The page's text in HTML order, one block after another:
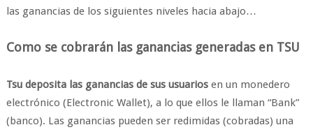
las ganancias de los siguientes niveles hacia abajo…
Como se cobrarán las ganancias generadas en TSU
Tsu deposita las ganancias de sus usuarios en un monedero
electrónico (Electronic Wallet), a lo que ellos le llaman “Bank”
(banco). Las ganancias pueden ser redimidas (cobradas) una